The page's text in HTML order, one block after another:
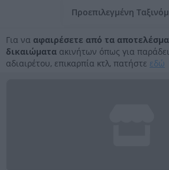
Για να αφαιρέσετε από τα
δικαιώματα ακινήτων όπως για
αδιαιρέτου, επικαρπία κτλ, πατήστε εδώ